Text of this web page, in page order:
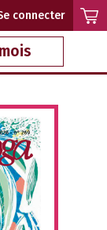
connecter